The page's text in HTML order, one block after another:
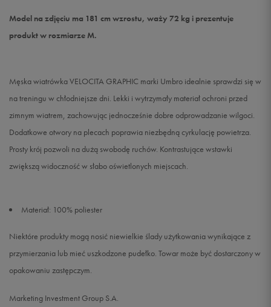
Model na zdjęciu ma 181 cm wzrostu, waży 72 kg i prezentuje
produkt w rozmiarze M.
Męska wiatrówka VELOCITA GRAPHIC marki Umbro idealnie sprawdzi się w
na treningu w chłodniejsze dni. Lekki i wytrzymały materiał ochroni przed
zimnym wiatrem, zachowując jednocześnie dobre odprowadzanie wilgoci.
Dodatkowe otwory na plecach poprawia niezbędną cyrkulację powietrza.
Prosty krój pozwoli na dużą swobodę ruchów. Kontrastujące wstawki
zwiększą widoczność w słabo oświetlonych miejscach.
Materiał: 100% poliester
Niektóre produkty mogą nosić niewielkie ślady użytkowania wynikające z
przymierzania lub mieć uszkodzone pudełko. Towar może być dostarczony w
opakowaniu zastępczym.
Marketing Investment Group S.A.